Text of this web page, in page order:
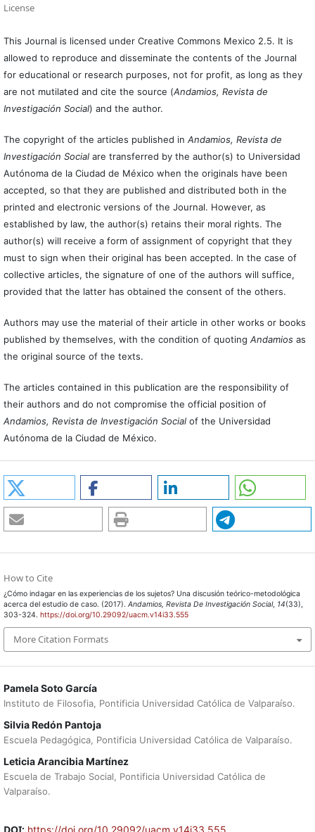
Pamela Soto García
Instituto de Filosofia, Pontificia Universidad Católica de Valparaíso.
Silvia Redón Pantoja
Escuela Pedagógica, Pontificia Universidad Católica de Valparaíso.
Leticia Arancibia Martínez
Escuela de Trabajo Social, Pontificia Universidad Católica de
Valparaíso.
https://doi.org/10.29092/uacm.v14i33.555
License
This Journal is licensed under Creative Commons Mexico 2.5. It is
allowed to reproduce and disseminate the contents of the Journal
for educational or research purposes, not for profit, as long as they
are not mutilated and cite the source (Andamios, Revista de
Investigación Social) and the author.
The copyright of the articles published in Andamios, Revista de
Investigación Socialare transferred by the author(s) to Universidad
Autónoma de la Ciudad de México when the originals have been
accepted, so that they are published and distributed both in the
printed and electronic versions of the Journal. However, as
established by law, the author(s) retains their moral rights. The
author(s) will receive a form of assignment of copyright that they
must to sign when their original has been accepted. In the case of
collective articles, the signature of one of the authors will suffice,
provided that the latter has obtained the consent of the others.
Authors may use the material of their article in other works or books
published by themselves, with the condition of quoting Andamiosas
the original source of the texts.
The articles contained in this publication are the responsibility of
their authors and do not compromise the official position of
Andamios, Revista de Investigación Social of the Universidad
Autónoma de la Ciudad de México.
How to Cite
¿Cómo indagar en las experiencias de los sujetos? Una discusión teórico-metodológica
acerca del estudio de caso. (2017). Andamios, Revista De Investigación Social, 14(33),
303-324. https://doi.org/10.29092/uacm.v14i33.555
More Citation Formats